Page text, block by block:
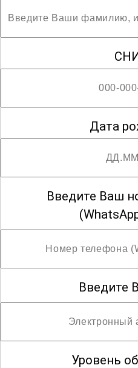
Дата
Введите Ваш
Введите
Уровень